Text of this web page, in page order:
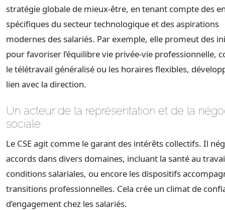
stratégie globale de mieux-être, en tenant compte des
spécifiques du secteur technologique et des aspirations
modernes des salariés. Par exemple, elle promeut des
pour favoriser l’équilibre vie privée-vie professionnelle,
le télétravail généralisé ou les horaires flexibles,
lien avec la direction.
Un acteur de la représentation et de la
sociale
Le CSE agit comme le garant des intérêts collectifs. Il
accords dans divers domaines, incluant la santé au
conditions salariales, ou encore les dispositifs
transitions professionnelles. Cela crée un climat de
d’engagement chez les salariés.